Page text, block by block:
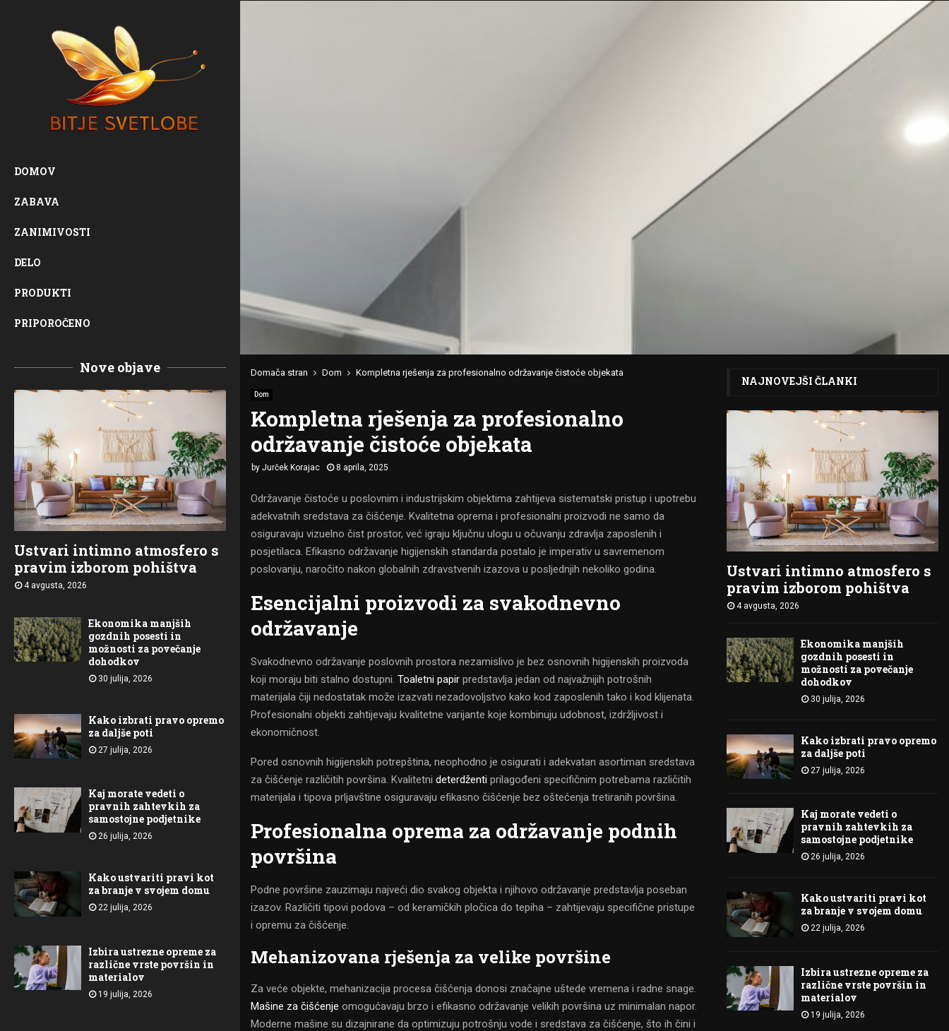
DOMOV
ZABAVA
ZANIMIVOSTI
DELO
PRODUKTI
PRIPOROČENO
Nove objave
Ustvari intimno atmosfero s
pravim izborom pohištva
4 avgusta, 2026
Ekonomika manjših
gozdnih posesti in
možnosti za povečanje
dohodkov
30 julija, 2026
Kako izbrati pravo opremo
za daljše poti
27 julija, 2026
Kaj morate vedeti o
pravnih zahtevkih za
samostojne podjetnike
26 julija, 2026
Kako ustvariti pravi kot
za branje v svojem domu
22 julija, 2026
Izbira ustrezne opreme za
različne vrste površin in
materialov
19 julija, 2026
Domača stran Dom Kompletna rješenja za profesionalno održavanje čistoće objekata
Dom
Kompletna rješenja za profesionalno
održavanje čistoće objekata
by Jurček Korajac 8 aprila, 2025
Održavanje čistoće u poslovnim i industrijskim objektima zahtijeva sistematski pristup i upotrebu
adekvatnih sredstava za čišćenje. Kvalitetna oprema i profesionalni proizvodi ne samo da
osiguravaju vizuelno čist prostor, već igraju ključnu ulogu u očuvanju zdravlja zaposlenih i
posjetilaca. Efikasno održavanje higijenskih standarda postalo je imperativ u savremenom
poslovanju, naročito nakon globalnih zdravstvenih izazova u posljednjih nekoliko godina.
Esencijalni proizvodi za svakodnevno
održavanje
Svakodnevno održavanje poslovnih prostora nezamislivo je bez osnovnih higijenskih proizvoda
koji moraju biti stalno dostupni. Toaletni papir predstavlja jedan od najvažnijih potrošnih
materijala čiji nedostatak može izazvati nezadovoljstvo kako kod zaposlenih tako i kod klijenata.
Profesionalni objekti zahtijevaju kvalitetne varijante koje kombinuju udobnost, izdržljivost i
ekonomičnost.
Pored osnovnih higijenskih potrepština, neophodno je osigurati i adekvatan asortiman sredstava
za čišćenje različitih površina. Kvalitetni deterdženti prilagođeni specifičnim potrebama različitih
materijala i tipova prljavštine osiguravaju efikasno čišćenje bez oštećenja tretiranih površina.
Profesionalna oprema za održavanje podnih
površina
Podne površine zauzimaju najveći dio svakog objekta i njihovo održavanje predstavlja poseban
izazov. Različiti tipovi podova – od keramičkih pločica do tepiha – zahtijevaju specifične pristupe
i opremu za čišćenje.
Mehanizovana rješenja za velike površine
Za veće objekte, mehanizacija procesa čišćenja donosi značajne uštede vremena i radne snage.
Mašine za čišćenje omogućavaju brzo i efikasno održavanje velikih površina uz minimalan napor.
Moderne mašine su dizajnirane da optimizuju potrošnju vode i sredstava za čišćenje, što ih čini i
NAJNOVEJŠI ČLANKI
Ustvari intimno atmosfero s
pravim izborom pohištva
4 avgusta, 2026
Ekonomika manjših
gozdnih posesti in
možnosti za povečanje
dohodkov
30 julija, 2026
Kako izbrati pravo opremo
za daljše poti
27 julija, 2026
Kaj morate vedeti o
pravnih zahtevkih za
samostojne podjetnike
26 julija, 2026
Kako ustvariti pravi kot
za branje v svojem domu
22 julija, 2026
Izbira ustrezne opreme za
različne vrste površin in
materialov
19 julija, 2026